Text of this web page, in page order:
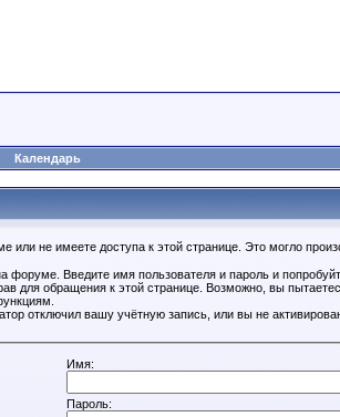
Календарь
или не имеете доступа к этой странице. Это могло
форуме. Введите имя пользователя и пароль и
для обращения к этой странице. Возможно, вы
отключил вашу учётную запись, или вы не
Имя:
Пароль: